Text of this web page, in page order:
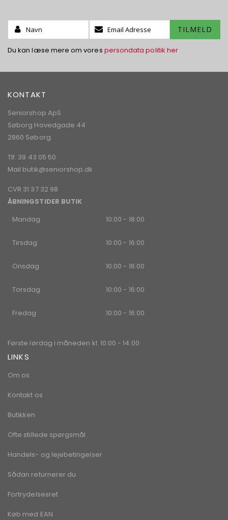
Name:
Tilmeld
dig
vores
TILMELD
Du kan læse mere om vores persondata politik her
KONTAKT
Seniorshop ApS
Søborg Hovedgade 44
2860 Søborg
Tlf. 39 43 05 50
Mail butik@seniorshop.dk
CVR 31 37 32 98
ÅBNINGSTIDER BUTIK
Mandag
10:00 - 18:00
Tirsdag 10:00 - 16:00
Onsdag 10:00 - 16:00
Torsdag 10:00 - 16:00
Fredag 10:00 - 16:00
Første lørdag i måneden kl. 10:00 - 14:00
LINKS
Om os
Kontakt os
Butikken
Ofte stillede spørgsmål
Handels- og lejebetingelser
Sådan returnerer du
Fortrydelsesret
Køb med EAN